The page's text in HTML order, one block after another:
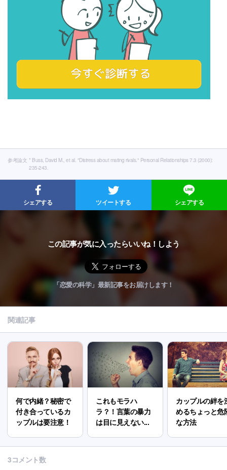
参考論文 * Buss, David M., et al. "Distress about mating rivals." Personal Relationships 7.3 (2000):
235-243.
シェアする ツイートする シェアする
この記事が気に入ったらいいね！しよう
「恋愛の科学」最新記事をお届けします！
関連記事
何で内緒？秘密で
付き合っているカ
ップルは要注意！
これもモラハ
ラ？！言葉の暴力
は目に見えない...
カップルの絆を
めるちょっと危
な方法
3コメント数